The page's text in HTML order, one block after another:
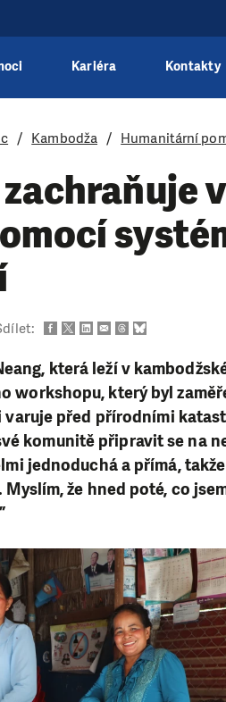
Kariéra Kontakty
Kambodža Humanitární
v
která leží v
workshopu, který byl
před přírodními
komunitě připravit se na
jednoduchá a přímá,
že hned poté, co